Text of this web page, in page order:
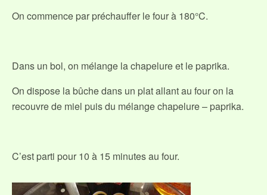
On commence par préchauffer le four à 180°C.
Dans un bol, on mélange la chapelure et le paprika.
On dispose la bûche dans un plat allant au four on la
recouvre de miel puis du mélange chapelure – paprika.
C’est parti pour 10 à 15 minutes au four.